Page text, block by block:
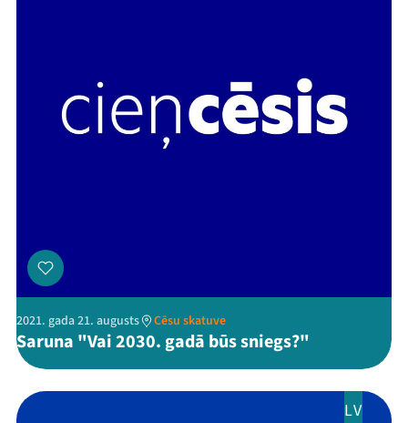
2021. gada 21. augusts Cēsu skatuve
Saruna "Vai 2030. gadā būs sniegs?"
LV